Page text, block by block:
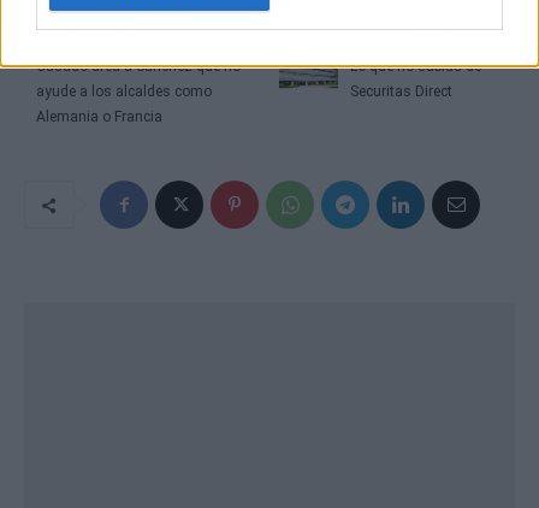
Casado afea a Sánchez que no
ayude a los alcaldes como
Alemania o Francia
Lo que no sabías de
Securitas Direct